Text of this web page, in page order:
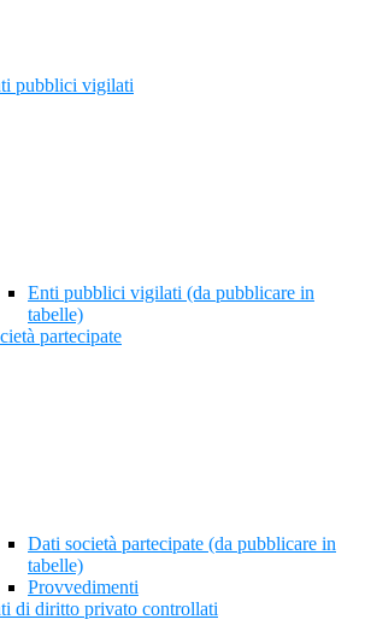
pubblici vigilati
Enti pubblici vigilati (da pubblicare in
tabelle)
partecipate
Dati società partecipate (da pubblicare in
tabelle)
Provvedimenti
di diritto privato controllati